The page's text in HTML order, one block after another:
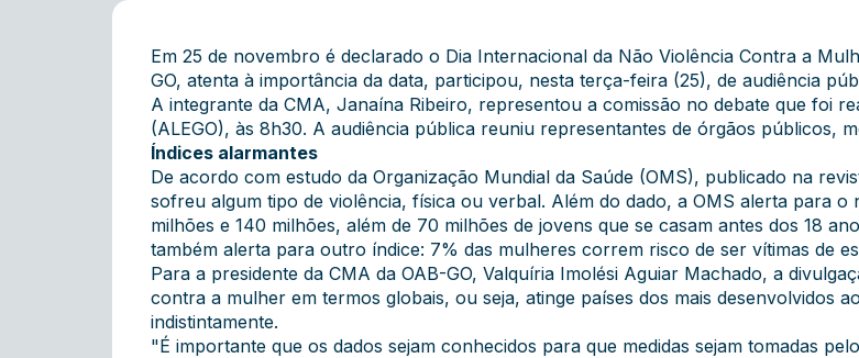
Em 25 de novembro é declarado o Dia Internacional da Não Violência Contra a
GO, atenta à importância da data, participou, nesta terça-feira (25), de audiência
A integrante da CMA, Janaína Ribeiro, representou a comissão no debate que foi
(ALEGO), às 8h30. A audiência pública reuniu representantes de órgãos públicos,
Índices alarmantes
De acordo com estudo da Organização Mundial da Saúde (OMS), publicado na
sofreu algum tipo de violência, física ou verbal. Além do dado, a OMS alerta para
milhões e 140 milhões, além de 70 milhões de jovens que se casam antes dos 18
também alerta para outro índice: 7% das mulheres correm risco de ser vítimas de
Para a presidente da CMA da OAB-GO, Valquíria Imolési Aguiar Machado, a
contra a mulher em termos globais, ou seja, atinge países dos mais desenvolvidos
indistintamente.
"É importante que os dados sejam conhecidos para que medidas sejam tomadas